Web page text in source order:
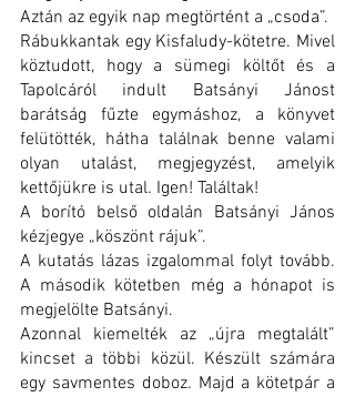
Aztán az egyik nap megtörtént a „csoda”.
Rábukkantak egy Kisfaludy-kötetre. Mivel
köztudott, hogy a sümegi költőt és a
Tapolcáról indult Batsányi Jánost
barátság fűzte egymáshoz, a könyvet
felütötték, hátha találnak benne valami
olyan utalást, megjegyzést, amelyik
kettőjükre is utal. Igen! Találtak!
A borító belső oldalán Batsányi János
kézjegye „köszönt rájuk”.
A kutatás lázas izgalommal folyt tovább.
A második kötetben még a hónapot is
megjelölte Batsányi.
Azonnal kiemelték az „újra megtalált”
kincset a többi közül. Készült számára
egy savmentes doboz. Majd a kötetpár a